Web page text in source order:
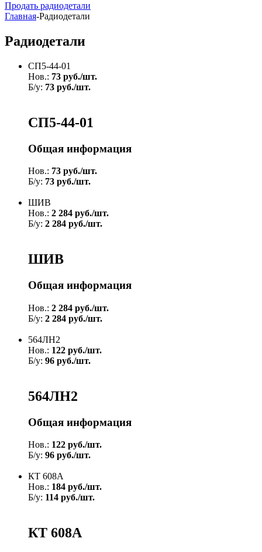
Продать радиодетали
Главная-Радиодетали
Радиодетали
СП5-44-01
Нов.: 73 руб./шт.
Б/у: 73 руб./шт.
СП5-44-01
Общая информация
Нов.: 73 руб./шт.
Б/у: 73 руб./шт.
ШИВ
Нов.: 2 284 руб./шт.
Б/у: 2 284 руб./шт.
ШИВ
Общая информация
Нов.: 2 284 руб./шт.
Б/у: 2 284 руб./шт.
564ЛН2
Нов.: 122 руб./шт.
Б/у: 96 руб./шт.
564ЛН2
Общая информация
Нов.: 122 руб./шт.
Б/у: 96 руб./шт.
КТ 608А
Нов.: 184 руб./шт.
Б/у: 114 руб./шт.
КТ 608А